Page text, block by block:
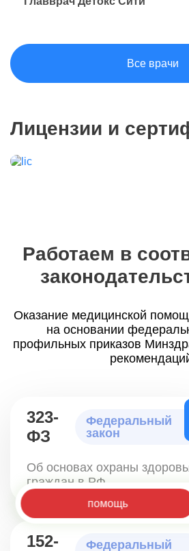
Все врачи
Лицензии и
Работаем в
Оказание медицинской
на основании
профильных приказов
323-
ФЗ
Федеральный
закон
Об основах охраны
граждан в РФ
152-
Федеральный
помощь